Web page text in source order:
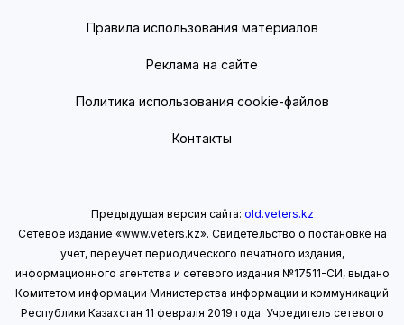
Правила использования материалов
Реклама на сайте
Политика использования cookie-файлов
Контакты
Предыдущая версия сайта: old.veters.kz
Сетевое издание «www.veters.kz». Свидетельство о постановке на
учет, переучет периодического печатного издания,
информационного агентства и сетевого издания №17511-СИ, выдано
Комитетом информации Министерства информации и коммуникаций
Республики Казахстан 11 февраля 2019 года. Учредитель сетевого